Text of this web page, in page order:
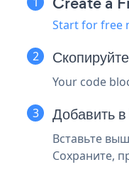
Start for free
Your code
Добавить
Вставьте
Сохраните,